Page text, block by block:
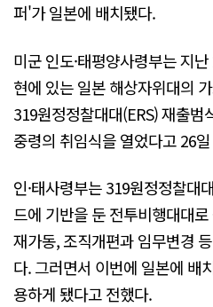
퍼'가 일본에 배치됐다.
미군 인도·태평양사령부는 지
현에 있는 일본 해상자위대의
319원정정찰대대(ERS) 재출
중령의 취임식을 열었다고 26
인·태사령부는 319원정정찰대
드에 기반을 둔 전투비행대대
재가동, 조직개편과 임무변경
다. 그러면서 이번에 일본에 배
용하게 됐다고 전했다.